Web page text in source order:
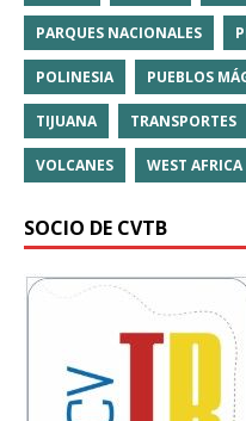
PARQUES NACIONALES
POLINESIA PUEBLOS
TIJUANA TRANSPORTES
VOLCANES WEST AFRICA
SOCIO DE CVTB